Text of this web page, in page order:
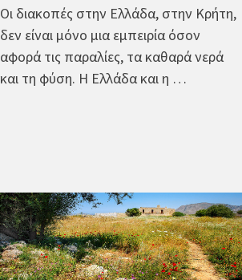
Οι διακοπές στην Ελλάδα, στην Κρήτη,
δεν είναι μόνο μια εμπειρία όσον
αφορά τις παραλίες, τα καθαρά νερά
και τη φύση. Η Ελλάδα και η …